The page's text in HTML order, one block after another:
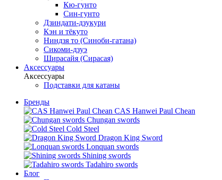
Кю-гунто
Син-гунто
Дзиндати-дзукури
Кэн и тёкуто
Ниндзя то (Синоби-гатана)
Сикоми-дзуэ
Ширасайя (Сирасая)
Аксессуары
Аксессуары
Подставки для катаны
Бренды
CAS Hanwei Paul Chean
Chungan swords
Cold Steel
Dragon King Sword
Lonquan swords
Shining swords
Tadahiro swords
Блог